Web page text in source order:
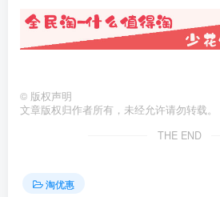
© 版权声明
文章版权归作者所有，未经允许请勿转载。
THE END
淘优惠